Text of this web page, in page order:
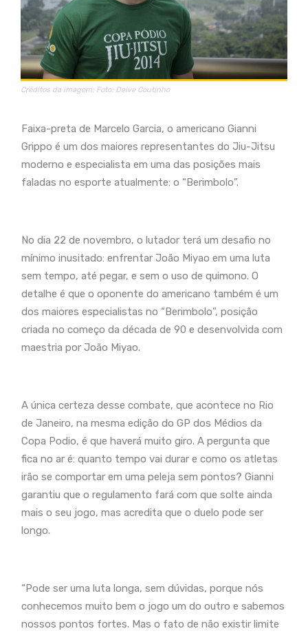
Créditos da imagem: Foto: Deive Coutinho
Faixa-preta de Marcelo Garcia, o americano Gianni
Grippo é um dos maiores representantes do Jiu-Jitsu
moderno e especialista em uma das posições mais
faladas no esporte atualmente: o “Berimbolo”.
No dia 22 de novembro, o lutador terá um desafio no
mínimo inusitado: enfrentar João Miyao em uma luta
sem tempo, até pegar, e sem o uso de quimono. O
detalhe é que o oponente do americano também é um
dos maiores especialistas no “Berimbolo”, posição
criada no começo da década de 90 e desenvolvida com
maestria por João Miyao.
A única certeza desse combate, que acontece no Rio
de Janeiro, na mesma edição do GP dos Médios da
Copa Podio, é que haverá muito giro. A pergunta que
fica no ar é: quanto tempo vai durar e como os atletas
irão se comportar em uma peleja sem pontos? Gianni
garantiu que o regulamento fará com que solte ainda
mais o seu jogo, mas acredita que o duelo pode ser
longo.
“Pode ser uma luta longa, sem dúvidas, porque nós
conhecemos muito bem o jogo um do outro e sabemos
nossos pontos fortes. Mas o fato de não existir limite